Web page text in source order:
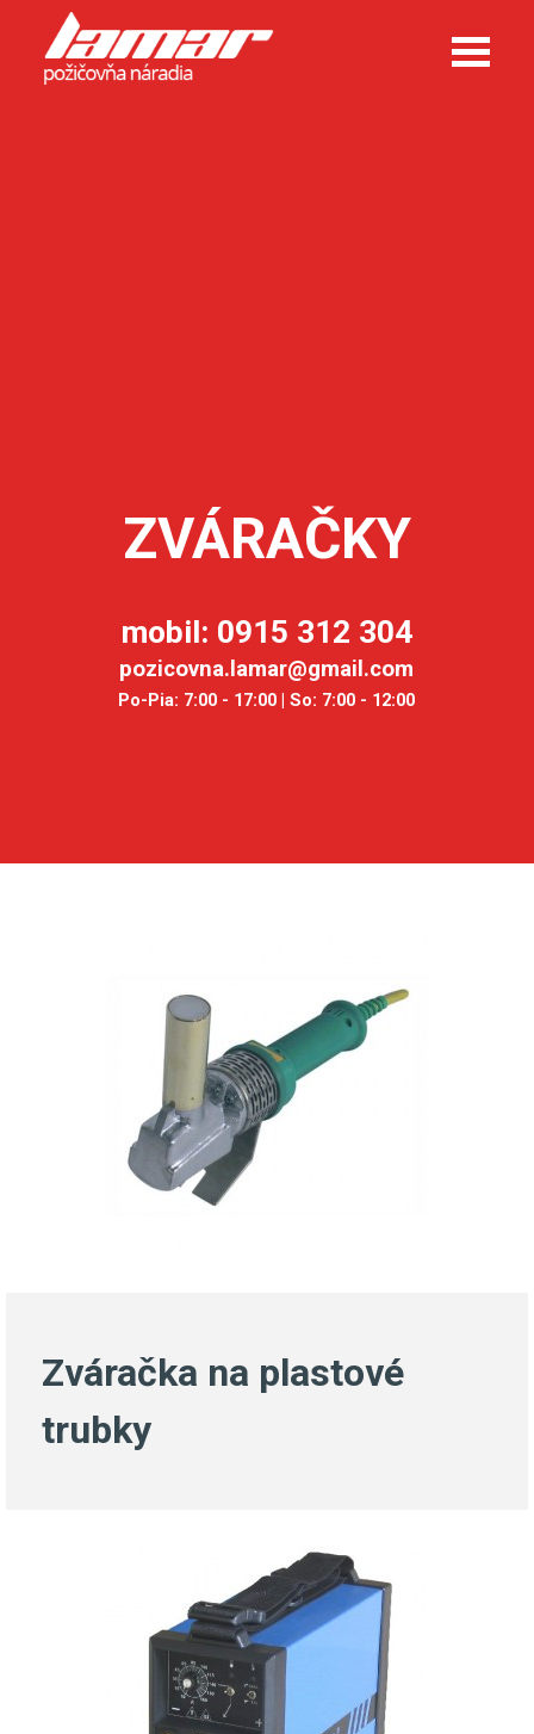
ZVÁRAČKY
mobil: 0915 312 304
pozicovna.lamar@gmail.com
Po-Pia: 7:00 - 17:00 | So: 7:00 - 12:00
Zváračka na plastové
trubky